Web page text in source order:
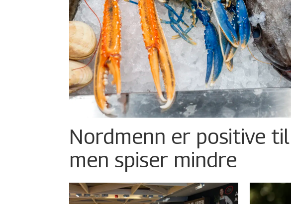
Nordmenn er positive
men spiser mindre